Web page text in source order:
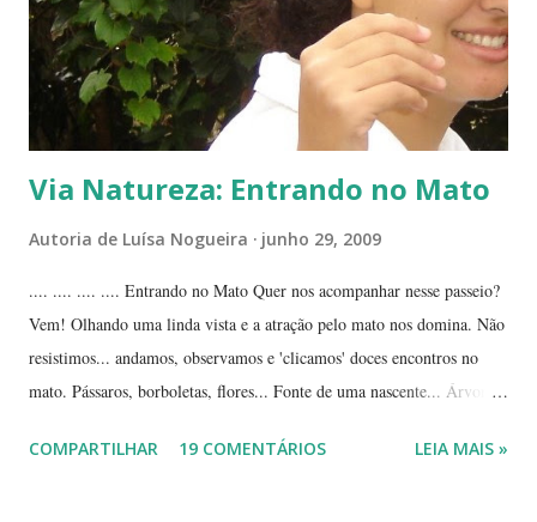
Via Natureza: Entrando no Mato
Autoria de Luísa Nogueira junho 29, 2009
.... .... .... .... Entrando no Mato Quer nos acompanhar nesse passeio?
Vem! Olhando uma linda vista e a atração pelo mato nos domina. Não
resistimos... andamos, observamos e 'clicamos' doces encontros no
mato. Pássaros, borboletas, flores... Fonte de uma nascente... Árvores
e cores... Picão*... Mais flores... Muitas plantas, capim, pedras... Um
COMPARTILHAR 19 COMENTÁRIOS LEIA MAIS »